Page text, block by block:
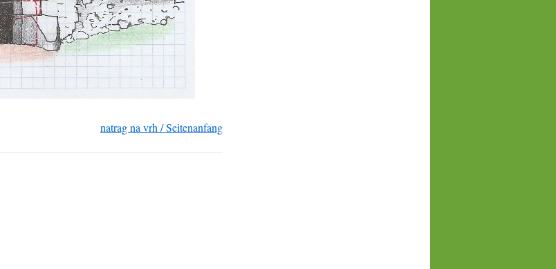
natrag na vrh / Seitenanfang